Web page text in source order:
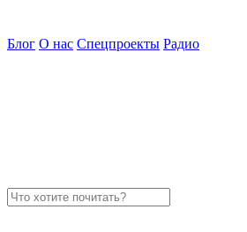
Блог О нас Спецпроекты Радио